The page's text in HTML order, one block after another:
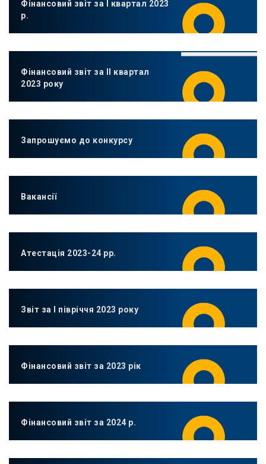
Фінансовий звіт за І квартал 2023
р.
Фінансовий звіт за ІІ квартал
2023 року
Запрошуємо до конкурсу
Вакансії
Атестація 2023-24 рр.
Звіт за І півріччя 2023 року
Фінансовий звіт за 2023 рік
Фінансовий звіт за 2024 р.